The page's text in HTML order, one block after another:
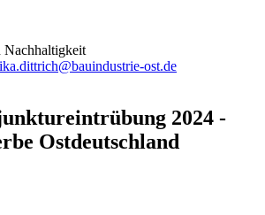
Nachhaltigkeit
ost.de
2024 -
Ostdeutschland